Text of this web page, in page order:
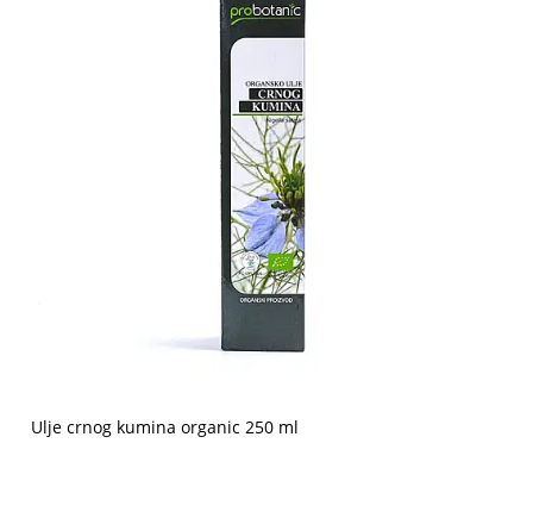
Ulje crnog kumina organic 250 ml